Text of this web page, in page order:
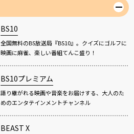
BS10
全国無料のBS放送局『BS10』。クイズにゴルフに
映画に麻雀、楽しい番組てんこ盛り！
BS10プレミアム
語り継がれる映画や音楽をお届けする、大人のた
めのエンタテインメントチャンネル
BEAST X